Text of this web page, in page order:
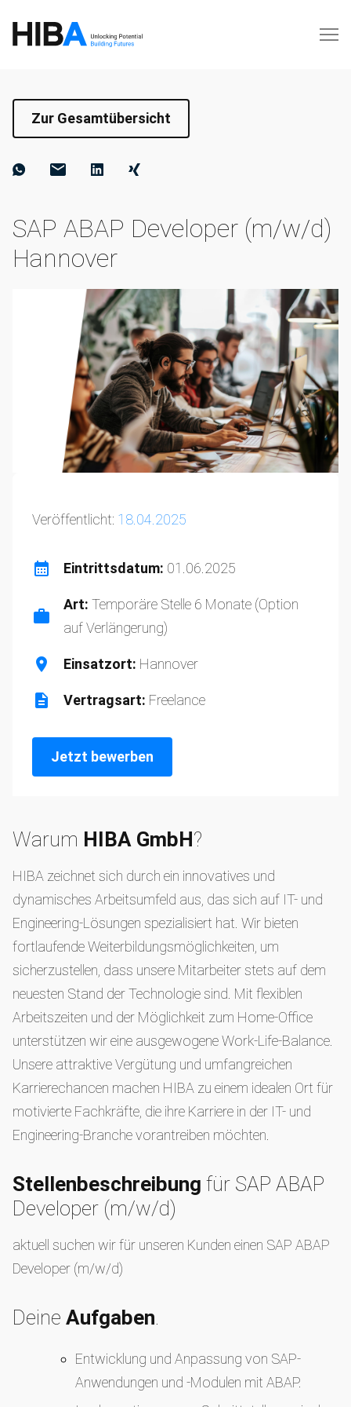
Zur Gesamtübersicht
SAP ABAP Developer (m/w/d)
Hannover
Veröffentlicht: 18.04.2025
Eintrittsdatum: 01.06.2025
Art: Temporäre Stelle 6 Monate (Option
auf Verlängerung)
Einsatzort: Hannover
Vertragsart: Freelance
Jetzt bewerben
Warum HIBA GmbH?
HIBA zeichnet sich durch ein innovatives und
dynamisches Arbeitsumfeld aus, das sich auf IT- und
Engineering-Lösungen spezialisiert hat. Wir bieten
fortlaufende Weiterbildungsmöglichkeiten, um
sicherzustellen, dass unsere Mitarbeiter stets auf dem
neuesten Stand der Technologie sind. Mit flexiblen
Arbeitszeiten und der Möglichkeit zum Home-Office
unterstützen wir eine ausgewogene Work-Life-Balance.
Unsere attraktive Vergütung und umfangreichen
Karrierechancen machen HIBA zu einem idealen Ort für
motivierte Fachkräfte, die ihre Karriere in der IT- und
Engineering-Branche vorantreiben möchten.
Stellenbeschreibung für SAP ABAP
Developer (m/w/d)
aktuell suchen wir für unseren Kunden einen SAP ABAP
Developer (m/w/d)
Deine Aufgaben.
Entwicklung und Anpassung von SAP-
Anwendungen und -Modulen mit ABAP.